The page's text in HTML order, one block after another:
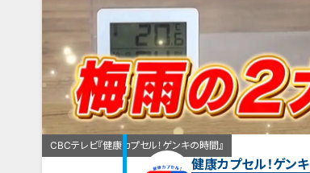
CBCテレビ『健康カプセル！ゲンキの時間』
健康カプセル！ゲン